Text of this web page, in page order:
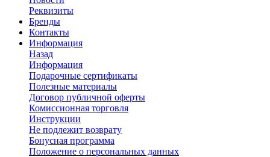
Реквизиты
Бренды
Контакты
Информация
Назад
Информация
Подарочные сертификаты
Полезные материалы
Договор публичной оферты
Комиссионная торговля
Инструкции
Не подлежит возврату
Бонусная программа
Положение о персональных данных